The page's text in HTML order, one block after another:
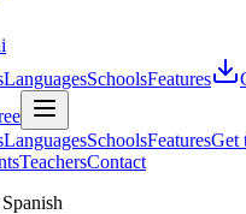
LanguagesSchoolsFeatures
LanguagesSchoolsFeaturesGet
TeachersContact